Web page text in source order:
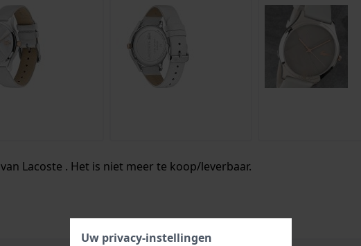
Lacoste . Het is niet meer te koop/leverbaar.
Uw privacy-instellingen